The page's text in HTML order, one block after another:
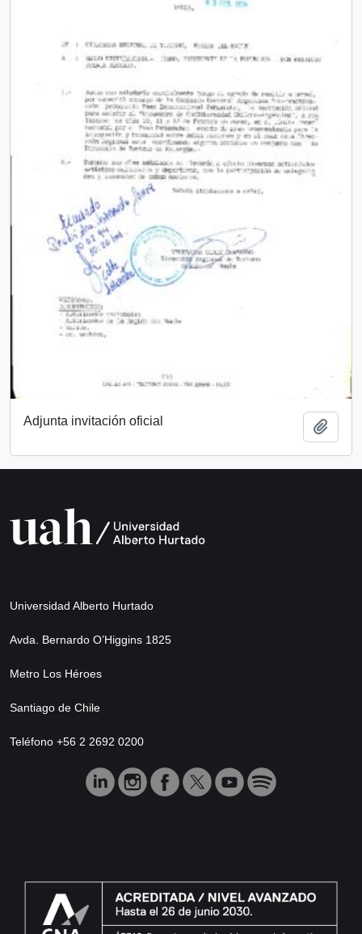
Adjunta invitación oficial
Universidad Alberto Hurtado
Avda. Bernardo O’Higgins 1825
Metro Los Héroes
Santiago de Chile
Teléfono +56 2 2692 0200